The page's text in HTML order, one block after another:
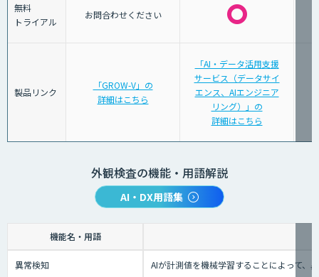
無料
トライアル
お問合わせください
製品リンク
「GROW-V」の
詳細はこちら
「AI・データ活用支援
サービス（データサイ
エンス、AIエンジニア
リング）」の
詳細はこちら
外観検査の機能・用語解説
AI・DX用語集
機能名・用語
異常検知 AIが計測値を機械学習することによって、